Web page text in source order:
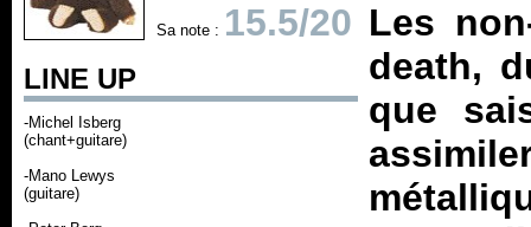
Sa note : 15.5/20
LINE UP
-Michel Isberg
(chant+guitare)
-Mano Lewys
(guitare)
Les
death,
que